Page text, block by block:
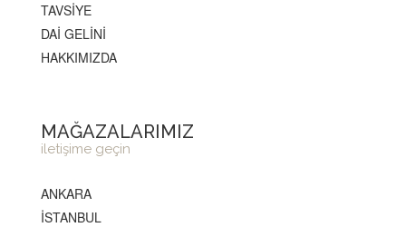
TAVSİYE
DAİ GELİNİ
HAKKIMIZDA
MAĞAZALARIMIZ
iletişime geçin
ANKARA
İSTANBUL